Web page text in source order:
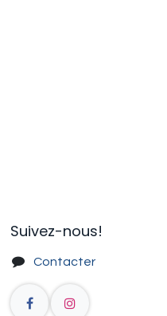
Suivez-nous!​
Contacter